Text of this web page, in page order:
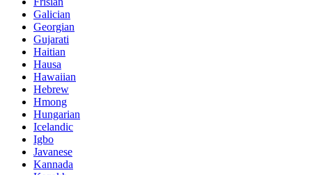
Galician
Georgian
Gujarati
Haitian
Hausa
Hawaiian
Hebrew
Hmong
Hungarian
Icelandic
Igbo
Javanese
Kannada